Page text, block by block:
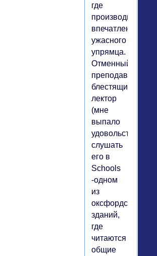
где
производит
впечатление
ужасного
упрямца.
Отменный
преподаватель,
блестящий
лектор
(мне
выпало
удовольствие
слушать
его в
Schools
-одном
из
оксфордских
зданий,
где
читаются
общие